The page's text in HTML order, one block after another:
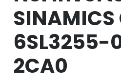
SINAMICS
6SL3255-
2CA0